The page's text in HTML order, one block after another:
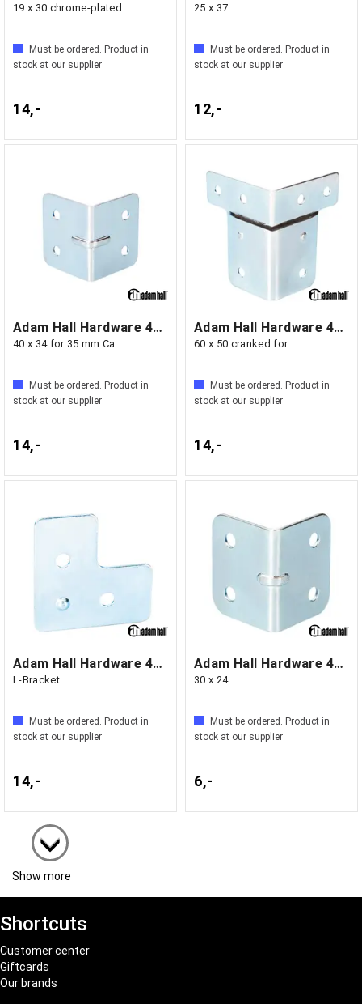
19 x 30 chrome-plated
Must be ordered. Product in
stock at our supplier
14,-
25 x 37
Must be ordered. Product in
stock at our supplier
12,-
Adam Hall Hardware 40403 - Corner Brace
40 x 34 for 35 mm Ca
Must be ordered. Product in
stock at our supplier
14,-
Adam Hall Hardware 40404 - Corner Brace
60 x 50 cranked for
Must be ordered. Product in
stock at our supplier
14,-
Adam Hall Hardware 40406 - Flat
L-Bracket
Must be ordered. Product in
stock at our supplier
14,-
Adam Hall Hardware 40407 - Corner Brace
30 x 24
Must be ordered. Product in
stock at our supplier
6,-
Show more
Shortcuts
Customer center
Giftcards
Our brands